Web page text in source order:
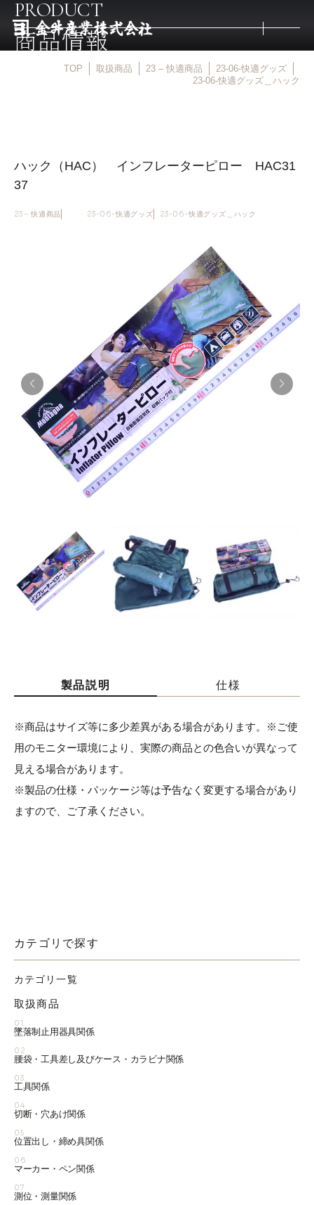
取扱メーカー
金井産業の強み
採用情報
お問い合わせはこちら
PRODUCT
商品情報
TOP 取扱商品 23 – 快適商品
23-06-快適グッズ
23-06-快適グッズ＿ハック
ハック（HAC） インフレーターピロー HAC31
37
23 – 快適商品 23-06-快適グッズ 23-06-快適グッズ＿ハック
製品説明 仕様
※商品はサイズ等に多少差異がある場合があります。※ご使
用のモニター環境により、実際の商品との色合いが異なって
見える場合があります。
※製品の仕様・パッケージ等は予告なく変更する場合があり
ますので、ご了承ください。
カテゴリで探す
カテゴリ一覧
取扱商品
01
墜落制止用器具関係
02
腰袋・工具差し及びケース・カラビナ関係
03
工具関係
04
切断・穴あけ関係
05
位置出し・締め具関係
06
マーカー・ペン関係
07
測位・測量関係